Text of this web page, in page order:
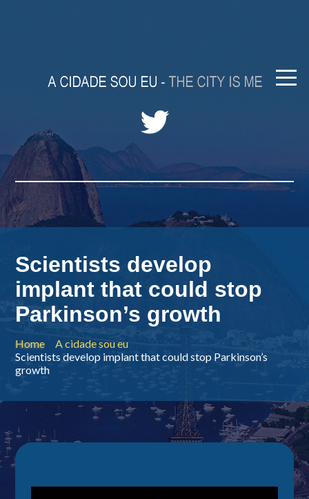
Scientists develop
implant that could stop
Parkinson’s growth
Home
A cidade sou eu
Scientists develop implant that could stop Parkinson’s
growth